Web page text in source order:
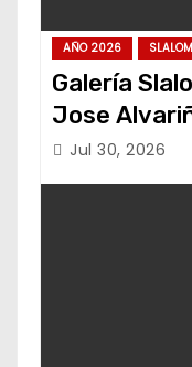
AÑO 2026 SLALOM
Galería
Jose
Jul 30, 2026